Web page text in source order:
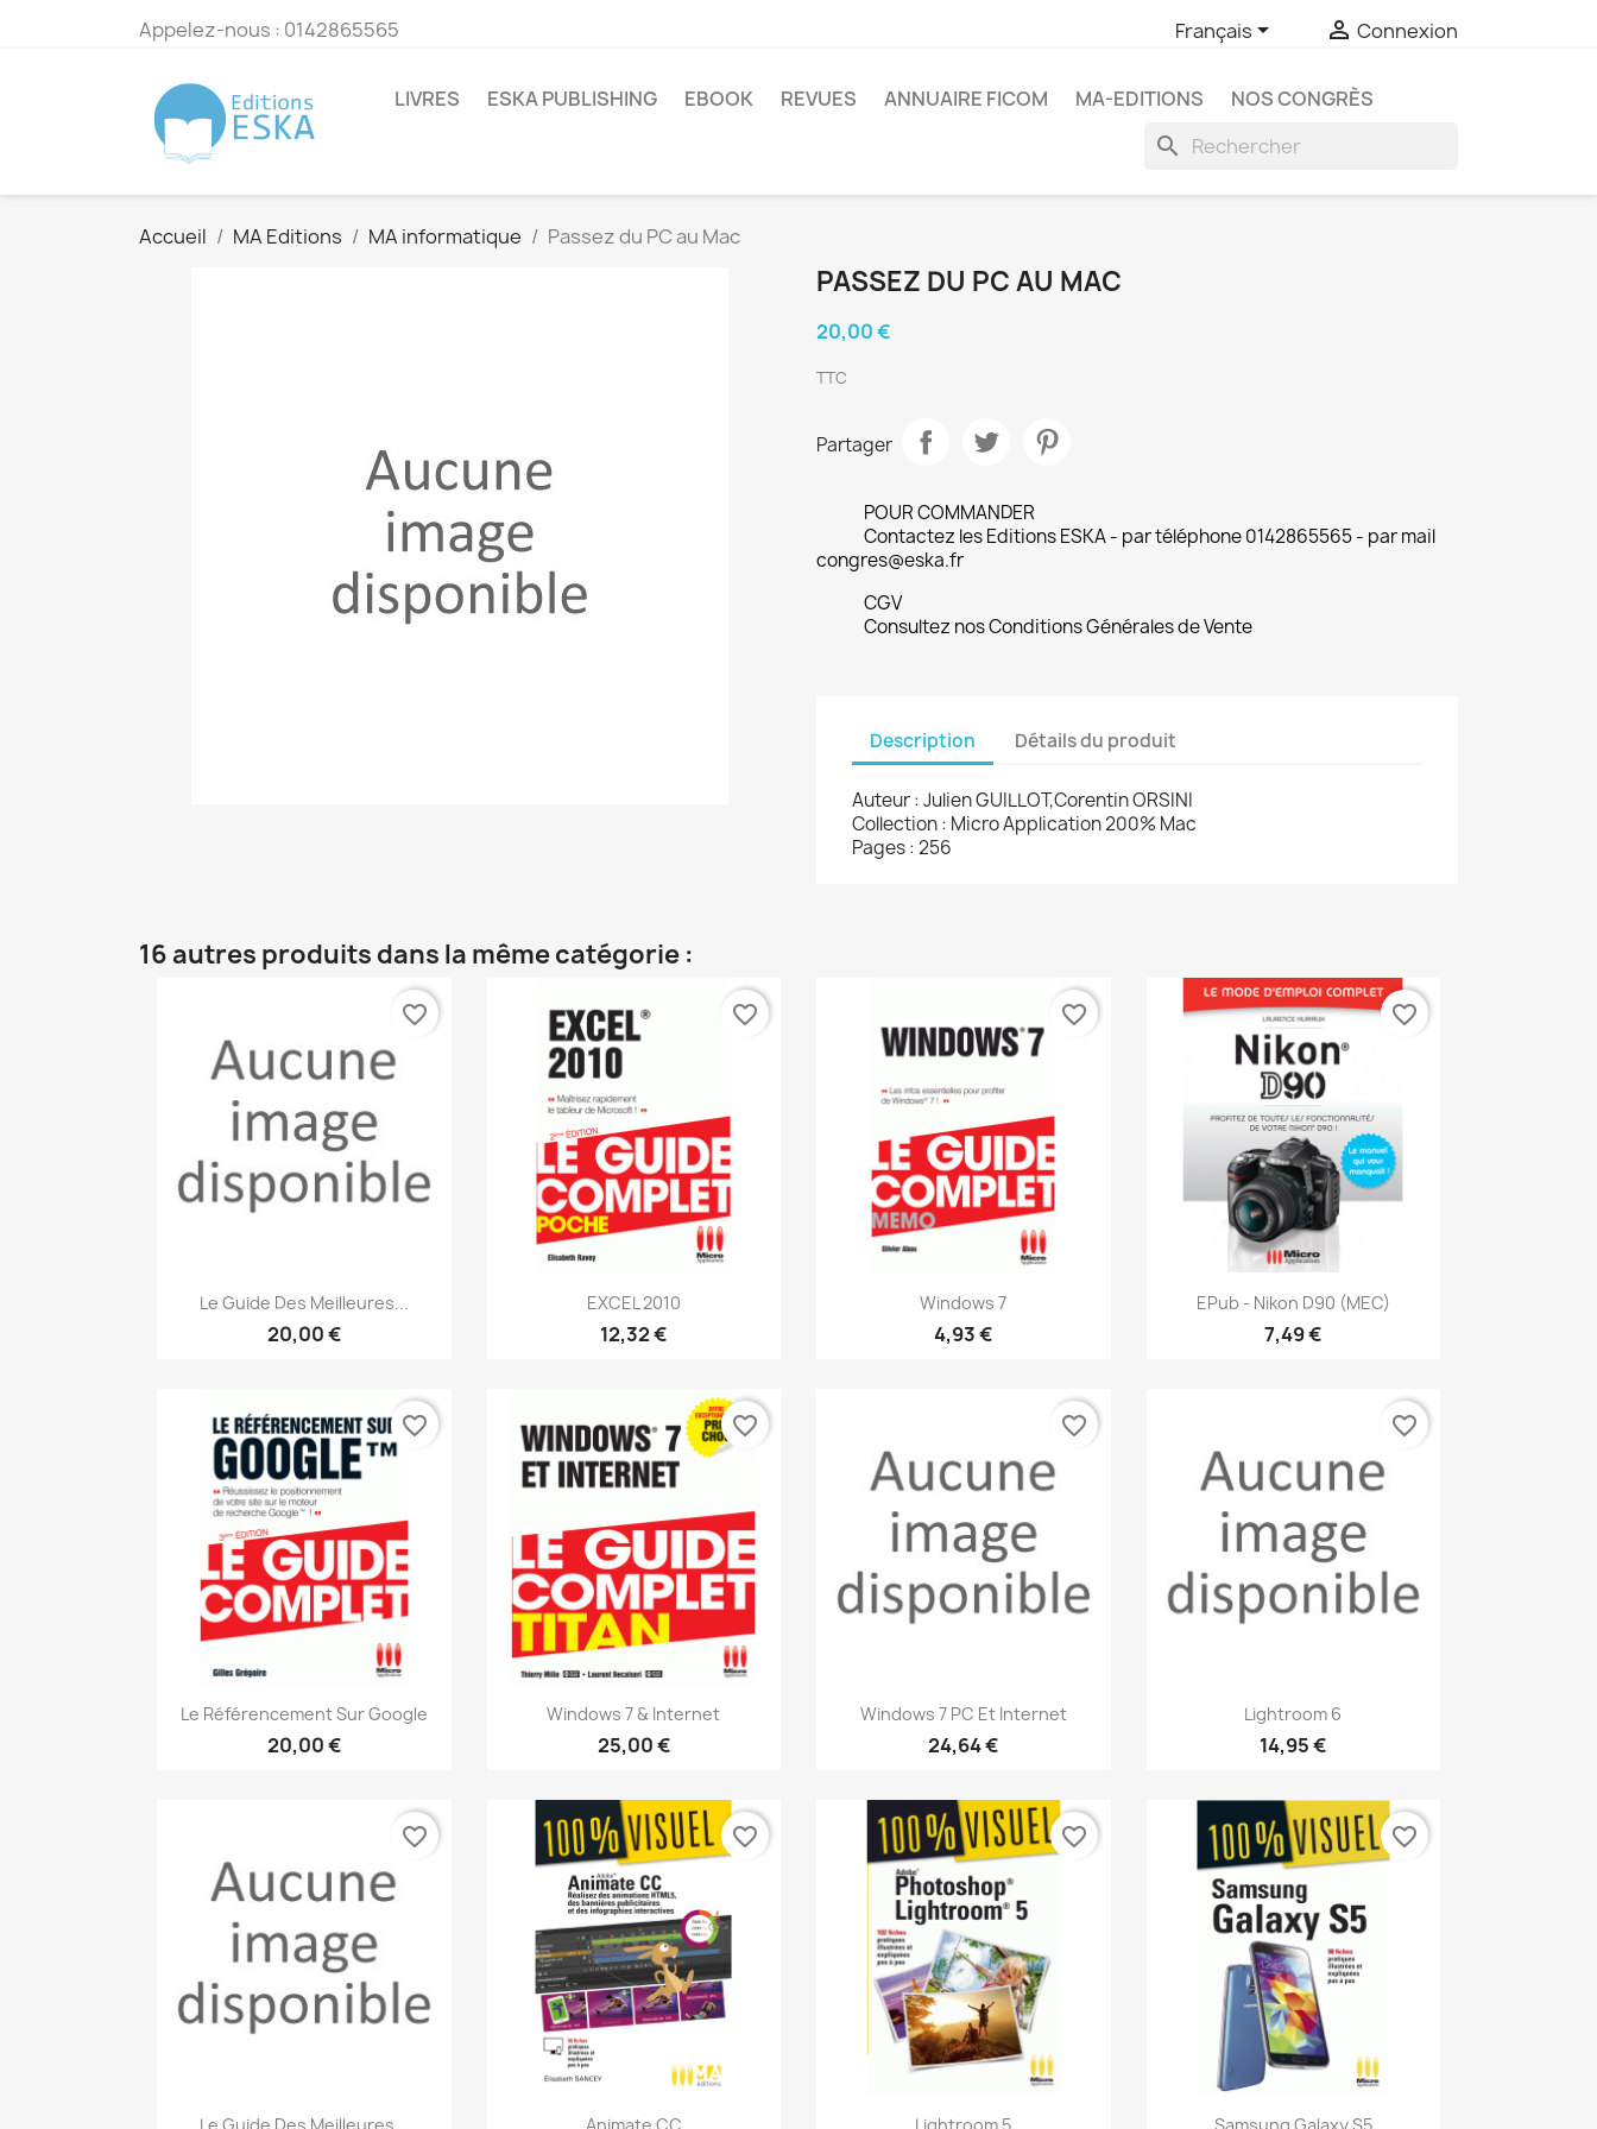
Appelez-nous : 0142865565 Français  Connexion
LIVRES ESKA PUBLISHING EBOOK REVUES ANNUAIRE FICOM MA-EDITIONS NOS CONGRÈS
search
Accueil MA Editions MA informatique Passez du PC au Mac
PASSEZ DU PC AU MAC
20,00 €
TTC
Partager
POUR COMMANDER
Contactez les Editions ESKA - par téléphone 0142865565 - par mail
congres@eska.fr
CGV
Consultez nos Conditions Générales de Vente
Description Détails du produit
Auteur : Julien GUILLOT,Corentin ORSINI
Collection : Micro Application 200% Mac
Pages : 256
16 autres produits dans la même catégorie :
Aperçu rapide
Le Guide Des Meilleures...
20,00 €
favorite_border
Aperçu rapide
EXCEL 2010
12,32 €
favorite_border
Aperçu rapide
Windows 7
4,93 €
favorite_border
 Aperçu rapide
EPub - Nikon D90 (MEC)
7,49 €
favorite_border
Aperçu rapide
Le Référencement Sur Google
20,00 €
favorite_border
Aperçu rapide
Windows 7 & Internet
25,00 €
favorite_border
Aperçu rapide
Windows 7 PC Et Internet
24,64 €
favorite_border
Aperçu rapide
Lightroom 6
14,95 €
favorite_border
Aperçu rapide
Le Guide Des Meilleures...
favorite_border
Aperçu rapide
Animate CC
favorite_border
Aperçu rapide
Lightroom 5
favorite_border
Aperçu rapide
Samsung Galaxy S5
favorite_border